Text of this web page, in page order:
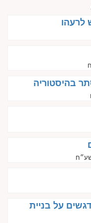
לרעהו
בהיסטוריה
דגשים על בניית